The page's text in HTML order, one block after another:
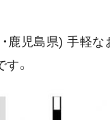
鹿児島県) 手軽
。